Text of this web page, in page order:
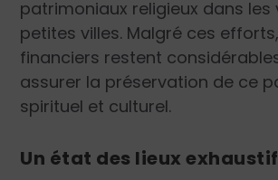
patrimoniaux religieux dans les
petites villes. Malgré ces
financiers restent
assurer la préservation de ce
spirituel et culturel.
Un état des lieux